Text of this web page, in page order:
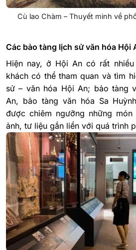
Cù lao Chàm – Thuyết minh về
Các bảo tàng lịch sử văn hóa Hội
Hiện nay, ở Hội An có rất
khách có thể tham quan và tìm
sử – văn hóa Hội An; bảo tàng
An, bảo tàng văn hóa Sa
được chiêm ngưỡng những
ảnh, tư liệu gắn liền với quá trình